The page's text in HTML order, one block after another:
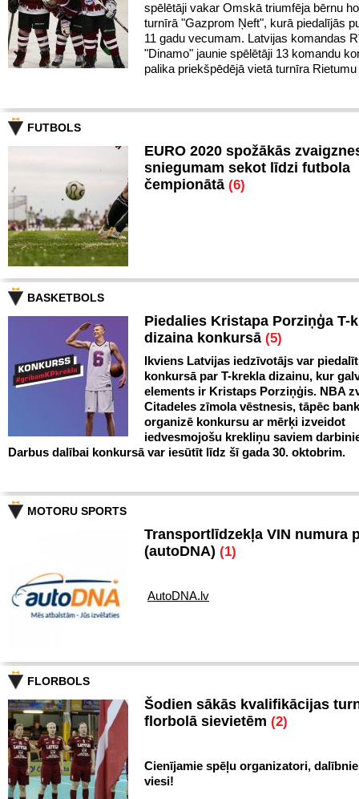
spēlētāji vakar Omskā triumfēja bērnu
turnīrā "Gazprom Ņeft", kurā piedalījās
11 gadu vecumam. Latvijas komandas
"Dinamo" jaunie spēlētāji 13 komandu
palika priekšpēdējā vietā turnīra
FUTBOLS
EURO 2020 spožākās
sniegumam sekot līdzi futbola
čempionātā (6)
BASKETBOLS
Piedalies Kristapa Porziņģa T-
dizaina konkursā (5)
Ikviens Latvijas iedzīvotājs var
konkursā par T-krekla dizainu, kur
elements ir Kristaps Porziņģis. NBA
Citadeles zīmola vēstnesis, tāpēc
organizē konkursu ar mērķi izveidot
iedvesmojošu krekliņu saviem
Darbus dalībai konkursā var iesūtīt līdz šī gada 30. oktobrim.
MOTORU SPORTS
Transportlīdzekļa VIN numura
(autoDNA) (1)
AutoDNA.lv
FLORBOLS
Šodien sākās kvalifikācijas
florbolā sievietēm (2)
Cienījamie spēļu organizatori,
viesi!